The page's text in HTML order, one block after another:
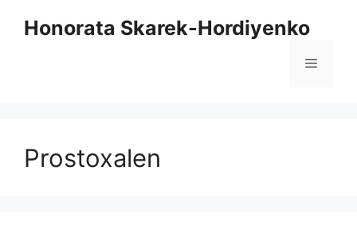
Honorata Skarek-Hordiyenko
Menü
Prostoxalen